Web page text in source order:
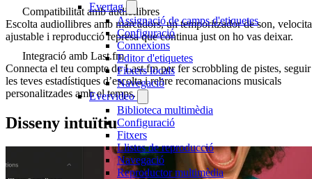
Evertag
Assignació de camps d'etiquetes
Configuració
Connexions
Editor d'etiquetes
Fitxers locals
Navegació
Evervideo
Biblioteca multimèdia
Configuració
Fitxers
Llistes de reproducció
Navegació
Reproductor multimèdia
Compatibilitat amb audiollibres
Escolta audiollibres amb marcadors, un temporitzador de son,
ajustable i reproducció represa que continua just on ho vas deixar.
Integració amb Last.fm
Connecta el teu compte de Last.fm per fer scrobbling de pistes, seguir
les teves estadístiques d’escolta i rebre recomanacions musicals
personalitzades amb el temps.
Disseny intuïtiu